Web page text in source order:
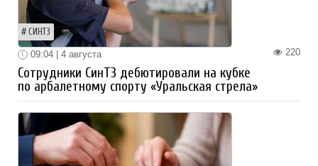
СИНТЗ
220
09:04 | 4 августа
Сотрудники СинТЗ дебютировали на кубке
по арбалетному спорту «Уральская стрела»